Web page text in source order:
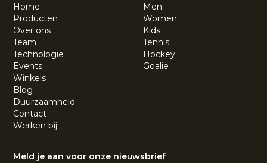
Home
Producten
Over ons
Team
Technologie
Events
Winkels
Blog
Duurzaamheid
Contact
Werken bij
Men
Women
Kids
Tennis
Hockey
Goalie
Meld je aan voor onze nieuwsbrief